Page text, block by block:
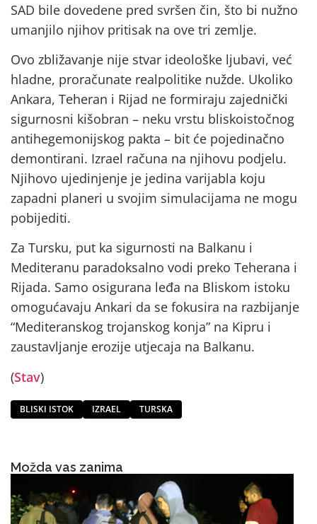
SAD bile dovedene pred svršen čin, što bi nužno
umanjilo njihov pritisak na ove tri zemlje.
Ovo zbližavanje nije stvar ideološke ljubavi, već
hladne, proračunate realpolitike nužde. Ukoliko
Ankara, Teheran i Rijad ne formiraju zajednički
sigurnosni kišobran – neku vrstu bliskoistočnog
antihegemonijskog pakta – bit će pojedinačno
demontirani. Izrael računa na njihovu podjelu.
Njihovo ujedinjenje je jedina varijabla koju
zapadni planeri u svojim simulacijama ne mogu
pobijediti.
Za Tursku, put ka sigurnosti na Balkanu i
Mediteranu paradoksalno vodi preko Teherana i
Rijada. Samo osigurana leđa na Bliskom istoku
omogućavaju Ankari da se fokusira na razbijanje
“Mediteranskog trojanskog konja” na Kipru i
zaustavljanje erozije utjecaja na Balkanu.
(Stav)
BLISKI ISTOK IZRAEL TURSKA
Možda vas zanima